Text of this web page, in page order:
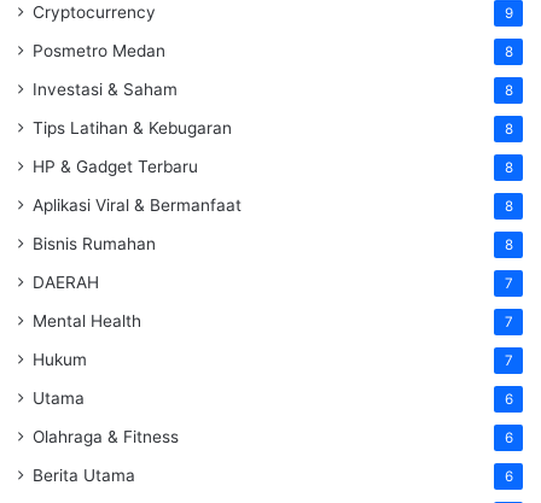
Cryptocurrency 9
Posmetro Medan 8
Investasi & Saham 8
Tips Latihan & Kebugaran 8
HP & Gadget Terbaru 8
Aplikasi Viral & Bermanfaat 8
Bisnis Rumahan 8
DAERAH 7
Mental Health 7
Hukum 7
Utama 6
Olahraga & Fitness 6
Berita Utama 6